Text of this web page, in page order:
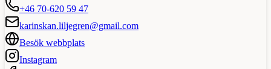
+46 70-620 59 47
karinskan.liljegren@gmail.com
Besök webbplats
Instagram